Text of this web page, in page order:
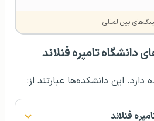
بين‌المللی
دانشگاه تامپره فنلاند
فنلاند